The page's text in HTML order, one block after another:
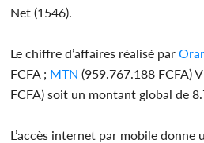
Net (1546).
Le chiffre d’affaires réalisé par
FCFA ; MTN (959.767.188 FCFA)
FCFA) soit un montant global de
L’accès internet par mobile